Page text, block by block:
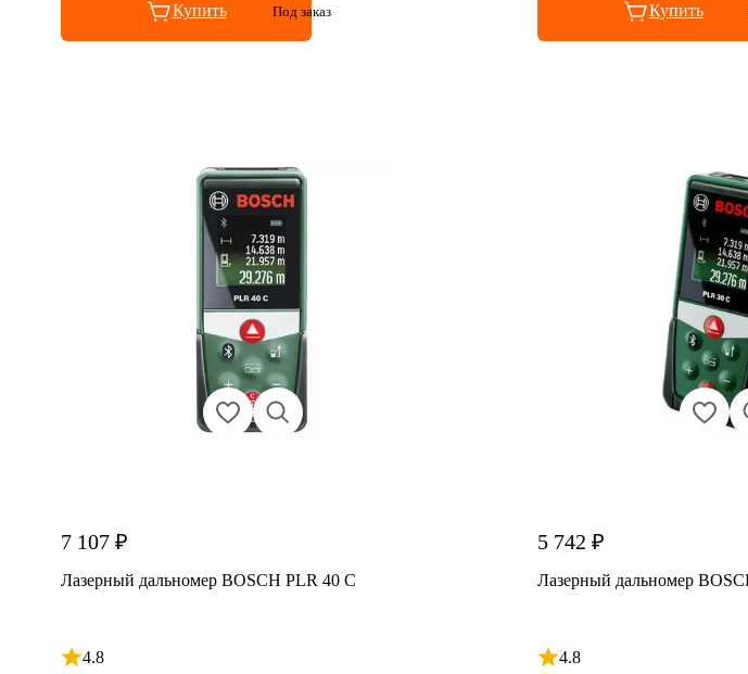
Купить Под заказ Купить
7 107 ₽
Лазерный дальномер BOSCH PLR 40 C
4.8
Рейтинг 4.8 из 5
5 742 ₽
Лазерный дальномер
4.8
Рейтинг 4.8 из 5